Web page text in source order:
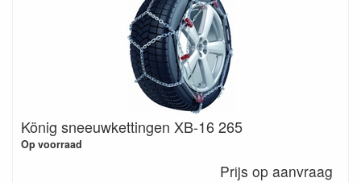
König sneeuwkettingen XB-16 265
Op voorraad
Prijs op aanvraag